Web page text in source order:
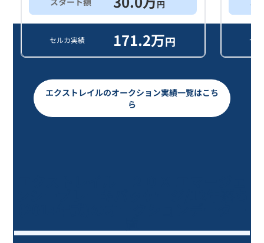
円
セルカ実績 171.2万円 セ
エクストレイルのオークション実績一覧はこち
ら